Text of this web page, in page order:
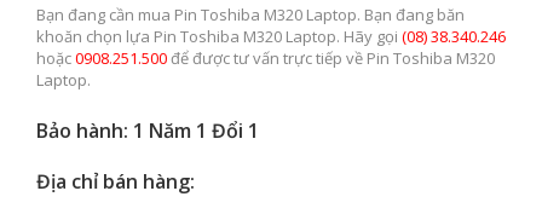
Bạn đang cần mua Pin Toshiba M320 Laptop. Bạn đang băn
khoăn chọn lựa Pin Toshiba M320 Laptop. Hãy gọi (08) 38.340.246
hoặc0908.251.500để được tư vấn trực tiếp về Pin Toshiba M320
Laptop.
Bảo hành: 1 Năm 1 Đổi 1
Địa chỉ bán hàng: